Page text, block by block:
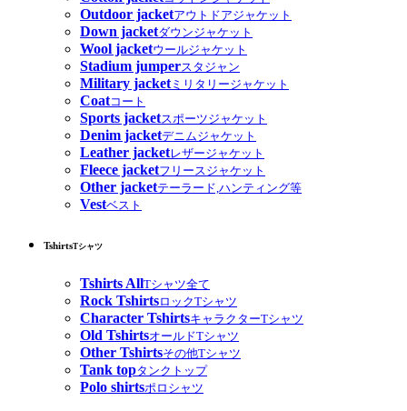
Outdoor jacketアウトドアジャケット
Down jacketダウンジャケット
Wool jacketウールジャケット
Stadium jumperスタジャン
Military jacketミリタリージャケット
Coatコート
Sports jacketスポーツジャケット
Denim jacketデニムジャケット
Leather jacketレザージャケット
Fleece jacketフリースジャケット
Other jacketテーラード,ハンティング等
Vestベスト
TshirtsTシャツ
Tshirts AllTシャツ全て
Rock TshirtsロックTシャツ
Character TshirtsキャラクターTシャツ
Old TshirtsオールドTシャツ
Other Tshirtsその他Tシャツ
Tank topタンクトップ
Polo shirtsポロシャツ